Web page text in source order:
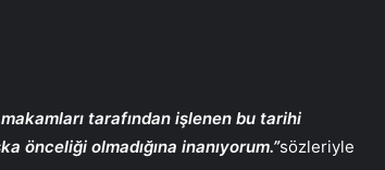
tarafından işlenen bu tarihi
önceliği olmadığına inanıyorum.”sözleriyle